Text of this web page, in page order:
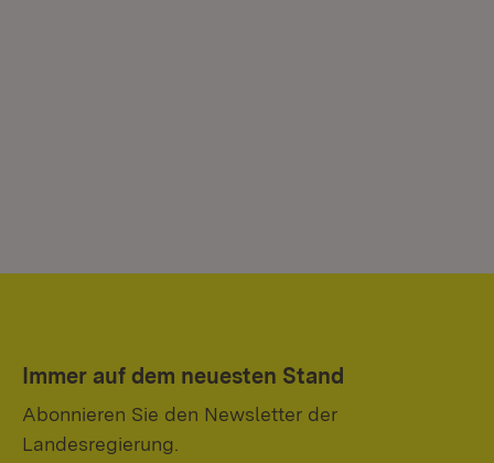
Immer auf dem neuesten Stand
Abonnieren Sie den Newsletter der
Landesregierung.